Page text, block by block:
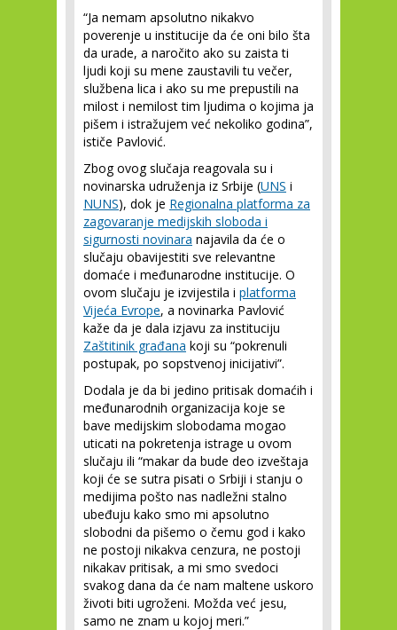
“Ja nemam apsolutno nikakvo
poverenje u institucije da će oni bilo šta
da urade, a naročito ako su zaista ti
ljudi koji su mene zaustavili tu večer,
službena lica i ako su me prepustili na
milost i nemilost tim ljudima o kojima ja
pišem i istražujem već nekoliko godina”,
ističe Pavlović.
Zbog ovog slučaja reagovala su i
novinarska udruženja iz Srbije (UNS i
NUNS), dok je Regionalna platforma za
zagovaranje medijskih sloboda i
sigurnosti novinara najavila da će o
slučaju obavijestiti sve relevantne
domaće i međunarodne institucije. O
ovom slučaju je izvijestila i platforma
Vijeća Evrope, a novinarka Pavlović
kaže da je dala izjavu za instituciju
Zaštitinik građana koji su “pokrenuli
postupak, po sopstvenoj inicijativi”.
Dodala je da bi jedino pritisak domaćih i
međunarodnih organizacija koje se
bave medijskim slobodama mogao
uticati na pokretenja istrage u ovom
slučaju ili “makar da bude deo izveštaja
koji će se sutra pisati o Srbiji i stanju o
medijima pošto nas nadležni stalno
ubeđuju kako smo mi apsolutno
slobodni da pišemo o čemu god i kako
ne postoji nikakva cenzura, ne postoji
nikakav pritisak, a mi smo svedoci
svakog dana da će nam maltene uskoro
životi biti ugroženi. Možda već jesu,
samo ne znam u kojoj meri.”